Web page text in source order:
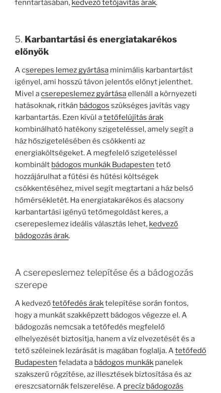
fenntartásában, kedvező tetőjavítás árak.
5. Karbantartási és energiatakarékos
előnyök
A cserepes lemez gyártása minimális karbantartást
igényel, ami hosszú távon jelentős előnyt jelenthet.
Mivel acserepeslemez gyártásaellenáll a környezeti
hatásoknak, ritkán bádogos szükséges javítás vagy
karbantartás. Ezen kívül atetőfelújítás árak
kombinálható hatékony szigeteléssel, amely segít a
ház hőszigetelésében és csökkenti az
energiaköltségeket. A megfelelő szigeteléssel
kombinált bádogos munkák Budapesten tető
hozzájárulhat a fűtési és hűtési költségek
csökkentéséhez, mivel segít megtartani a ház belső
hőmérsékletét. Ha energiatakarékos és alacsony
karbantartási igényű tetőmegoldást keres, a
cserepeslemez ideális választás lehet, kedvező
bádogozás árak.
A cserepeslemez telepítése és a bádogozás
szerepe
A kedvezőtetőfedés áraktelepítése során fontos,
hogy a munkát szakképzett bádogos végezze el. A
bádogozás nemcsak a tetőfedés megfelelő
elhelyezését biztosítja, hanem a víz elvezetését és a
tető széleinek lezárását is magában foglalja. Atetőfedő
Budapesten feladata a bádogos munkák panelek
szakszerű rögzítése, az illesztések biztosítása és az
ereszcsatornák felszerelése. A precíz bádogozás